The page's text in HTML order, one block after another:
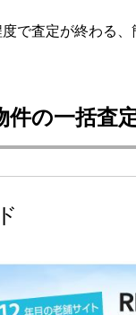
で査定が終わる、
件の一括査